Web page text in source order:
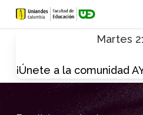
Skip
Martes
¡Únete a la comunidad